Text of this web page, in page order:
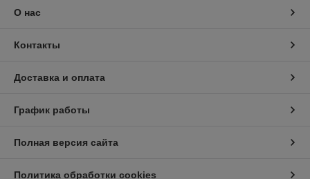
О нас
Контакты
Доставка и оплата
График работы
Полная версия сайта
Политика обработки cookies